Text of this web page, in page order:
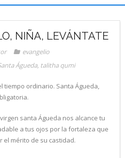
NIÑA, LEVÁNTATE
evangelio
Águeda, talitha qumi
tiempo ordinario. Santa Águeda,
santa Águeda nos alcance tu
a tus ojos por la fortaleza que
el mérito de su castidad.